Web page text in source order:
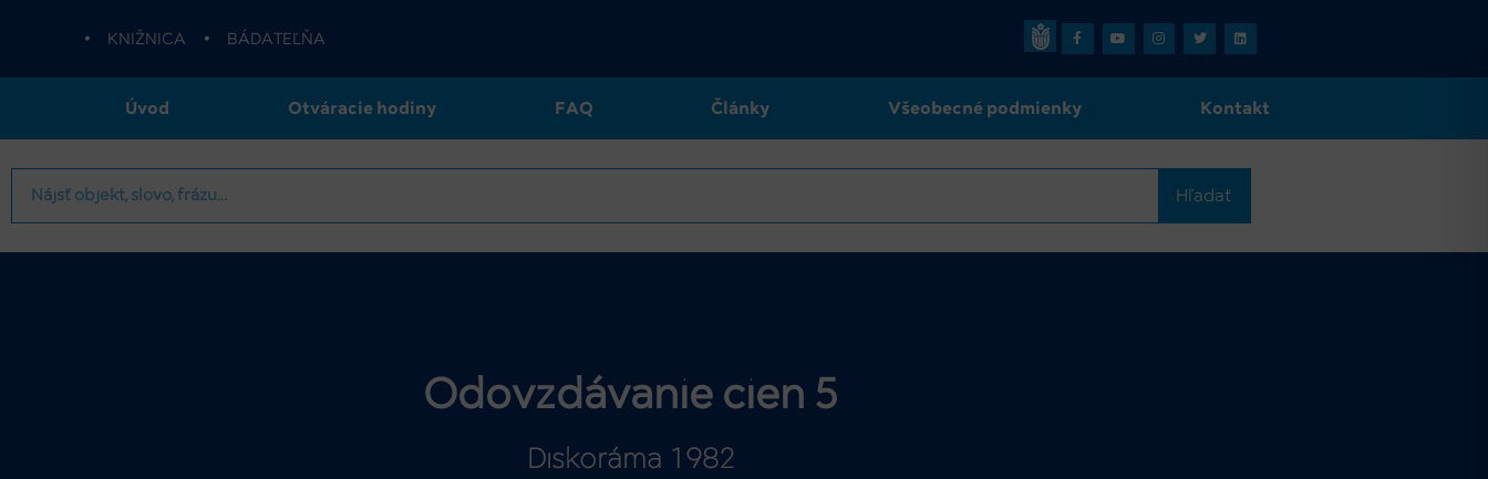
• KNIŽNICA • BÁDATEĽŇA
Úvod Otváracie hodiny FAQ Články Všeobecné podmienky Kontakt
Hľadať
Odovzdávanie cien 5
Diskoráma 1982